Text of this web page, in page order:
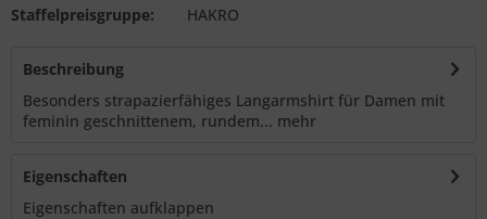
Staffelpreisgruppe:
HAKRO
Beschreibung
Besonders strapazierfähiges Langarmshirt für Damen mit
feminin geschnittenem, rundem... mehr
Eigenschaften
Eigenschaften aufklappen